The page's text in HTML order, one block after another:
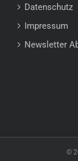
Datenschutz
Impressum
Newsletter
©